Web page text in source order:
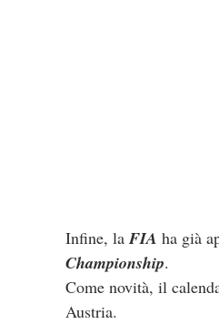
Infine, la FIA ha già
Championship.
Come novità, il
Austria.